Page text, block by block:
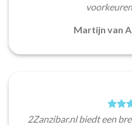
Martijn van
2Zanzibar.nl biedt een